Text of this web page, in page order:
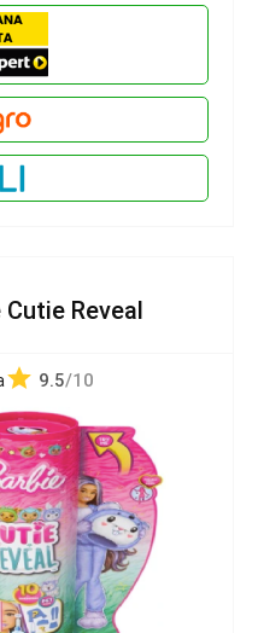
Reveal
9.5/10